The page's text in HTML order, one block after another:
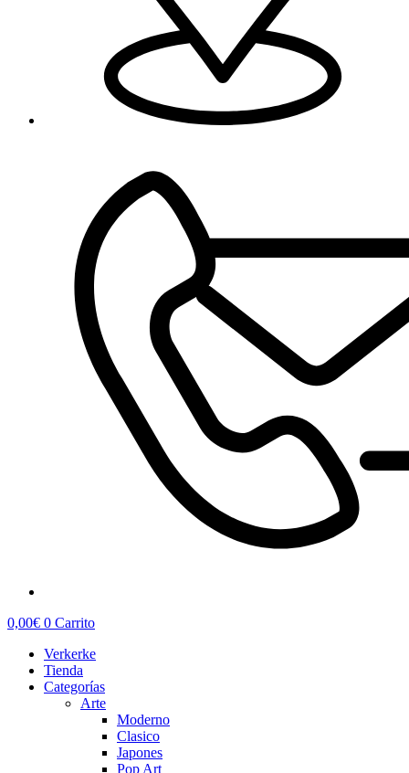
0,00€ 0 Carrito
Verkerke
Tienda
Categorías
Arte
Moderno
Clasico
Japones
Pop Art